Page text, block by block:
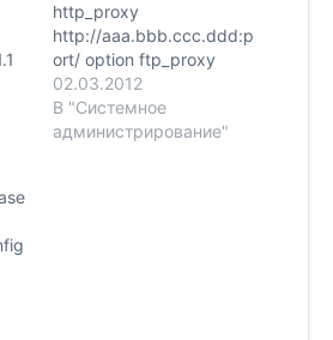
http_proxy
http://aaa.bbb.ccc.ddd:p
ort/ option ftp_proxy
ftp://aaa.bbb.ccc.ddd:por
t/ option proxy_username
xxxx option
02.03.2012
В "Системное
администрирование"